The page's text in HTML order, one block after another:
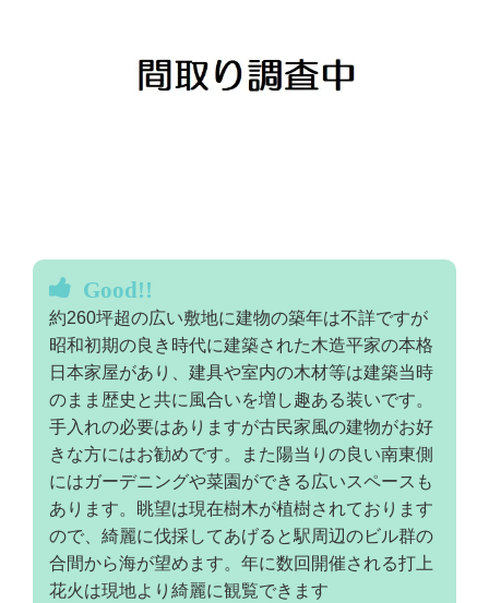
Good!!
約260坪超の広い敷地に建物の築年は不詳ですが
昭和初期の良き時代に建築された木造平家の本格
日本家屋があり、建具や室内の木材等は建築当時
のまま歴史と共に風合いを増し趣ある装いです。
手入れの必要はありますが古民家風の建物がお好
きな方にはお勧めです。また陽当りの良い南東側
にはガーデニングや菜園ができる広いスペースも
あります。眺望は現在樹木が植樹されております
ので、綺麗に伐採してあげると駅周辺のビル群の
合間から海が望めます。年に数回開催される打上
花火は現地より綺麗に観覧できます